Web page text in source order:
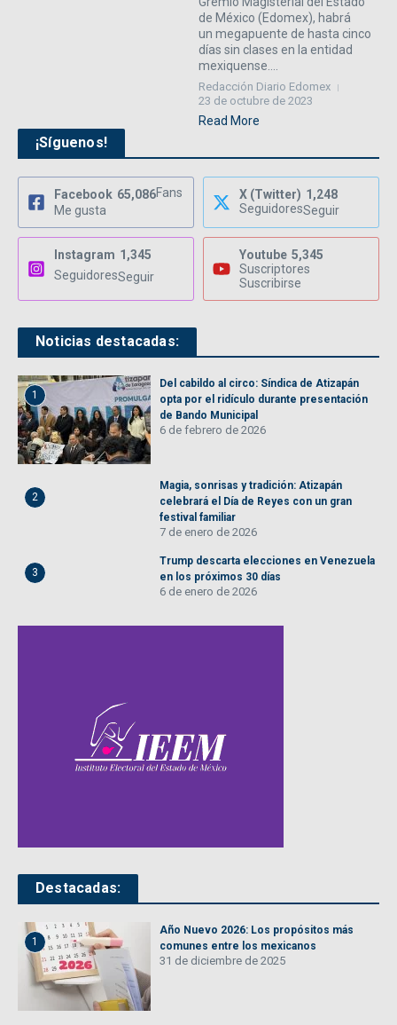
de México (Edomex), habrá
un megapuente de hasta cinco
días sin clases en la entidad
mexiquense....
Redacción Diario Edomex
23 de octubre de 2023
Read More
¡Síguenos!
Facebook 65,086Fans
Me gusta
X (Twitter) 1,248
SeguidoresSeguir
Instagram 1,345
SeguidoresSeguir
Youtube 5,345
Suscriptores
Suscribirse
Noticias destacadas:
1
Del cabildo al circo: Síndica de Atizapán
opta por el ridículo durante presentación
de Bando Municipal
6 de febrero de 2026
2
Magia, sonrisas y tradición: Atizapán
celebrará el Día de Reyes con un gran
festival familiar
7 de enero de 2026
3
Trump descarta elecciones en Venezuela
en los próximos 30 días
6 de enero de 2026
Destacadas:
1
Año Nuevo 2026: Los propósitos más
comunes entre los mexicanos
31 de diciembre de 2025